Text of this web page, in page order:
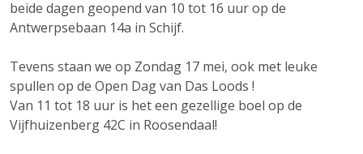
beide dagen geopend van 10 tot 16 uur op de
Antwerpsebaan 14a in Schijf.
Tevens staan we op Zondag 17 mei, ook met leuke
spullen op de Open Dag van Das Loods !
Van 11 tot 18 uur is het een gezellige boel op de
Vijfhuizenberg 42C in Roosendaal!